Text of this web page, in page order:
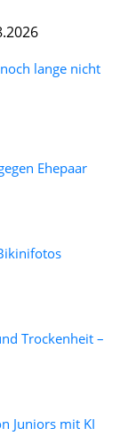
lange nicht
Ehepaar
Trockenheit –
Juniors mit KI